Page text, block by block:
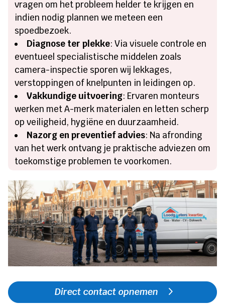
vragen om het probleem helder te krijgen en
indien nodig plannen we meteen een
spoedbezoek.
Diagnose ter plekke: Via visuele controle en
eventueel specialistische middelen zoals
camera-inspectie sporen wij lekkages,
verstoppingen of knelpunten in leidingen op.
Vakkundige uitvoering: Ervaren monteurs
werken met A-merk materialen en letten scherp
op veiligheid, hygiëne en duurzaamheid.
Nazorg en preventief advies: Na afronding
van het werk ontvang je praktische adviezen om
toekomstige problemen te voorkomen.
Direct contact opnemen